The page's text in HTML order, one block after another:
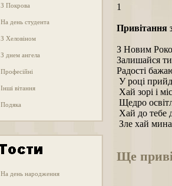
З Покрова
На день студента
З Хеловіном
З днем ангела
Професійні
Інші вітання
Подяка
На день народження
1
Привітання
З Новим
Залишайся
Радості
У році
Хай зорі і
Щедро
Хай до тебе
Зле хай
Ще